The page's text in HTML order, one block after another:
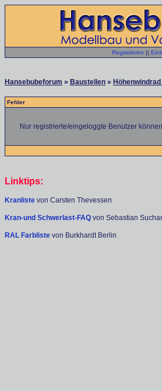
Registrieren ||
Hansebubeforum » Baustellen »
Fehler
Nur registrierte/eingeloggte Benutzer
Linktips:
Kranliste von Carsten Thevessen
Kran-und Schwerlast-FAQ von Sebastian
RAL Farbliste von Burkhardt Berlin